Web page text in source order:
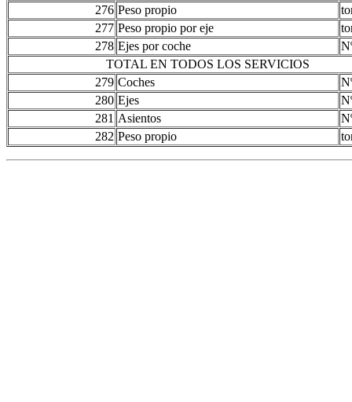
276 Peso propio
277 Peso propio por eje
278 Ejes por coche
TOTAL EN TODOS LOS SERVICIOS
279 Coches
280 Ejes
281 Asientos
282 Peso propio